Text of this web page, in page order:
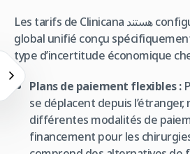
Les tarifs de Clinicana هستند configurés comme un prix
global unifié conçu
type d’incertitude économique
Plans de paiement flexibles :
se déplacent depuis
différentes modalités de
financement pour les